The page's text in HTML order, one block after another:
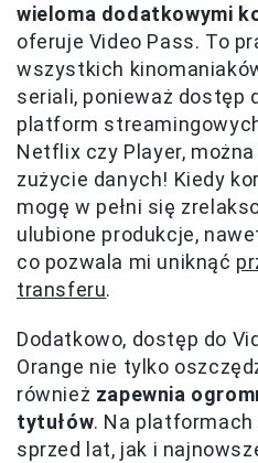
wieloma dodatkowymi
oferuje Video Pass. To
wszystkich
seriali, ponieważ dostęp
platform
Netflix czy Player,
zużycie danych! Kiedy
mogę w pełni się
ulubione produkcje,
co pozwala mi uniknąć
transferu.
Dodatkowo, dostęp do
Orange nie tylko
również zapewnia
tytułów. Na
sprzed lat, jak i